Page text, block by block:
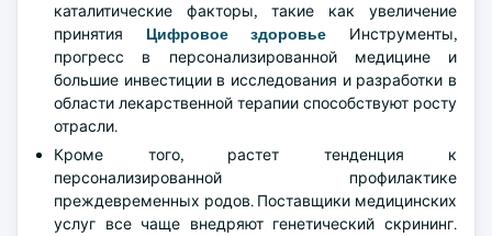
каталитические факторы, такие как увеличение
принятия Цифровое здоровье Инструменты,
прогресс в персонализированной медицине и
большие инвестиции в исследования и разработки в
области лекарственной терапии способствуют росту
отрасли.
Кроме того, растет тенденция к
персонализированной профилактике
преждевременных родов. Поставщики медицинских
услуг все чаще внедряют генетический скрининг.